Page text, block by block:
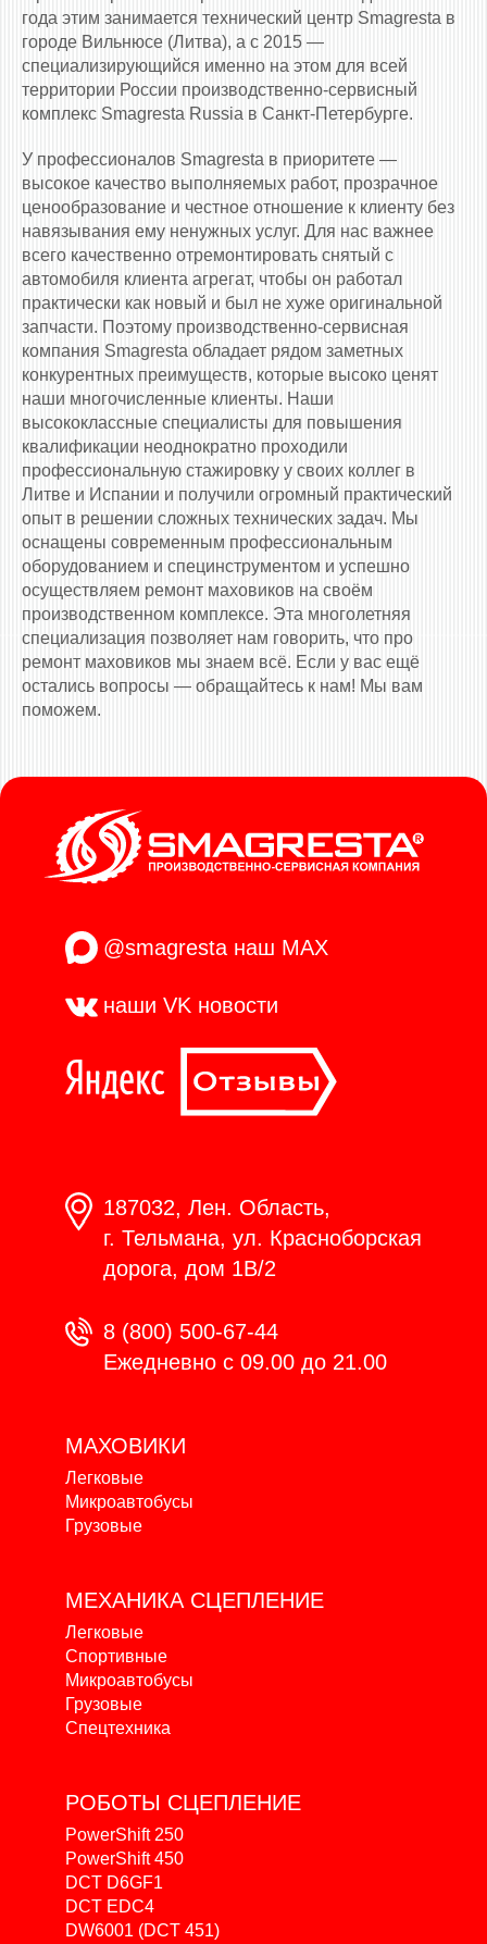
года этим занимается технический центр Smagresta в
городе Вильнюсе (Литва), а с 2015 —
специализирующийся именно на этом для всей
территории России производственно-сервисный
комплекс Smagresta Russia в Санкт-Петербурге.
У профессионалов Smagresta в приоритете —
высокое качество выполняемых работ, прозрачное
ценообразование и честное отношение к клиенту без
навязывания ему ненужных услуг. Для нас важнее
всего качественно отремонтировать снятый с
автомобиля клиента агрегат, чтобы он работал
практически как новый и был не хуже оригинальной
запчасти. Поэтому производственно-сервисная
компания Smagresta обладает рядом заметных
конкурентных преимуществ, которые высоко ценят
наши многочисленные клиенты. Наши
высококлассные специалисты для повышения
квалификации неоднократно проходили
профессиональную стажировку у своих коллег в
Литве и Испании и получили огромный практический
опыт в решении сложных технических задач. Мы
оснащены современным профессиональным
оборудованием и специнструментом и успешно
осуществляем ремонт маховиков на своём
производственном комплексе. Эта многолетняя
специализация позволяет нам говорить, что про
ремонт маховиков мы знаем всё. Если у вас ещё
остались вопросы — обращайтесь к нам! Мы вам
поможем.
@smagresta наш MAX
наши VK новости
187032, Лен. Область,
г. Тельмана, ул. Красноборская
дорога, дом 1В/2
8 (800) 500-67-44
Ежедневно с 09.00 до 21.00
МАХОВИКИ
Легковые
Микроавтобусы
Грузовые
МЕХАНИКА СЦЕПЛЕНИЕ
Легковые
Спортивные
Микроавтобусы
Грузовые
Спецтехника
РОБОТЫ СЦЕПЛЕНИЕ
PowerShift 250
PowerShift 450
DCT D6GF1
DCT EDC4
DW6001 (DCT 451)